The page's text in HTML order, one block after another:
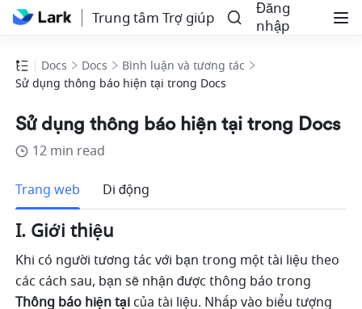
Trung tâm Trợ giúp
Đăng
nhập
Docs Docs
Bình luận và tương tác
Sử dụng thông báo hiện tại trong Docs
Sử dụng thông báo hiện tại trong Docs
12 min read
Trang web
Di động
I. Giới thiệu
Khi có người tương tác với bạn trong một tài liệu theo
Thông báo hiện tại